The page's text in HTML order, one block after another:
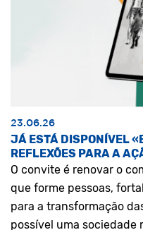
23.06.26
JÁ ESTÁ DISPONÍVEL
REFLEXÕES PARA A
O convite é renovar o
que forme pessoas,
para a transformação
possível uma sociedade